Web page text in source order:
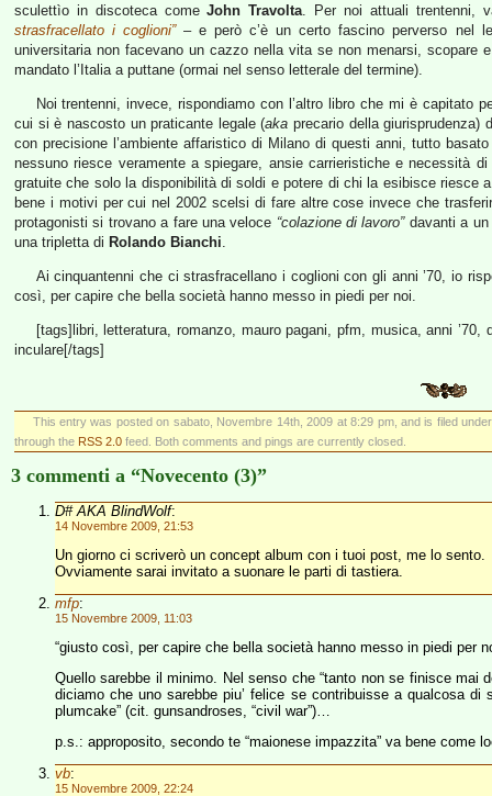
sculettìo in discoteca comeJohn Travolta. Per noi attuali trentenni,
strasfracellato i coglioni”– e però c’è un certo fascino perverso nel
universitaria non facevano un cazzo nella vita se non menarsi, scopare
mandato l’Italia a puttane (ormai nel senso letterale del termine).
Noi trentenni, invece, rispondiamo con l’altro libro che mi è capitato
cui si è nascosto un praticante legale (aka precario della giurisprudenza)
con precisione l’ambiente affaristico di Milano di questi anni, tutto
nessuno riesce veramente a spiegare, ansie carrieristiche e necessità
gratuite che solo la disponibilità di soldi e potere di chi la esibisce riesce
bene i motivi per cui nel 2002 scelsi di fare altre cose invece che
protagonisti si trovano a fare una veloce “colazione di lavoro”davanti a un
una tripletta di Rolando Bianchi.
Ai cinquantenni che ci strasfracellano i coglioni con gli anni ’70, io
così, per capire che bella società hanno messo in piedi per noi.
[tags]libri, letteratura, romanzo, mauro pagani, pfm, musica, anni
inculare[/tags]
This entry was posted on sabato, Novembre 14th, 2009 at 8:29 pm, and is filed
through the RSS 2.0 feed. Both comments and pings are currently closed.
3 commenti a “Novecento (3)”
D# AKA BlindWolf:
14 Novembre 2009, 21:53
Un giorno ci scriverò un concept album con i tuoi post, me lo sento.
Ovviamente sarai invitato a suonare le parti di tastiera.
mfp:
15 Novembre 2009, 11:03
“giusto così, per capire che bella società hanno messo in piedi per
Quello sarebbe il minimo. Nel senso che “tanto non se finisce mai
diciamo che uno sarebbe piu’ felice se contribuisse a qualcosa
plumcake” (cit. gunsandroses, “civil war”)…
p.s.: approposito, secondo te “maionese impazzita” va bene come
vb:
15 Novembre 2009, 22:24